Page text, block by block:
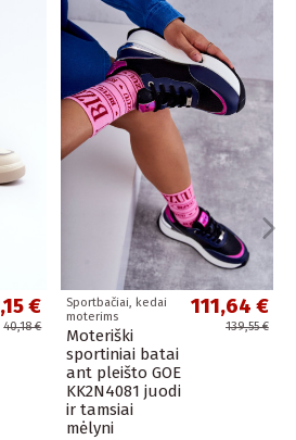
€
40,18 €
Sportbačiai, kedai
moterims
Moteriški
sportiniai batai
ant pleišto GOE
KK2N4081 juodi
ir tamsiai
mėlyni
111,64 €
139,55 €